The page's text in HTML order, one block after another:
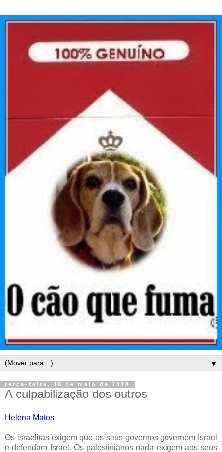
▼
terça-feira, 15 de maio de 2018
A culpabilização dos outros
Helena Matos
Os israelitas exigem que os seus governos governem Israel
e defendam Israel. Os palestinianos nada exigem aos seus